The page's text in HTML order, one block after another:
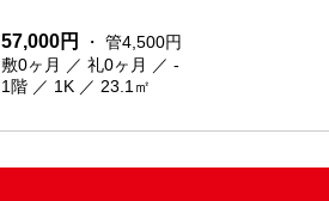
57,000円
・ 管4,500円
敷0ヶ月 ／ 礼0ヶ月 ／ -
1階 ／ 1K ／ 23.1㎡